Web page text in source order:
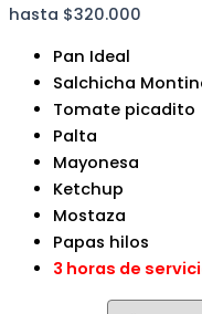
hasta $320.000
Pan Ideal
Salchicha
Tomate picadito
Palta
Mayonesa
Ketchup
Mostaza
Papas hilos
3 horas de